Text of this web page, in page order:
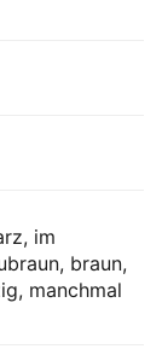
im
braun,
manchmal